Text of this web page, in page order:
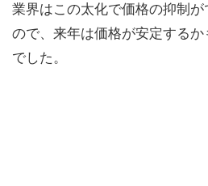
業界はこの太化で価格の抑制
ので、来年は価格が安定する
でした。